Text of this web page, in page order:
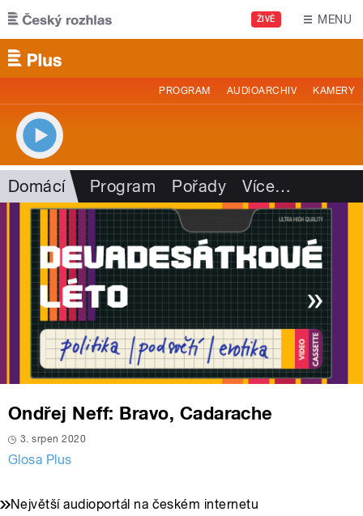
Přejít k hlavnímu obsahu
ŽIVĚ MENU
PROGRAM AUDIOARCHIV KAMERY
Domácí Program Pořady Více…
Ondřej Neff: Bravo, Cadarache
3. srpen 2020
Glosa Plus
Největší audioportál na českém internetu